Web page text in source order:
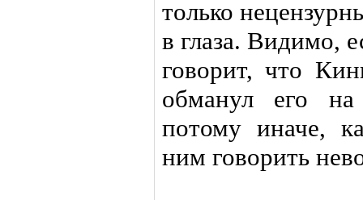
только
в глаза. Видимо,
говорит, что
обманул его
потому иначе,
ним говорить